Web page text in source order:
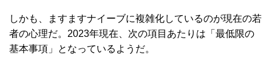
しかも、ますますナイーブに複雑化しているのが現在の若
者の心理だ。2023年現在、次の項目あたりは「最低限の
基本事項」となっているようだ。